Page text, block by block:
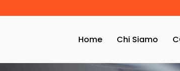
Home Chi Siamo